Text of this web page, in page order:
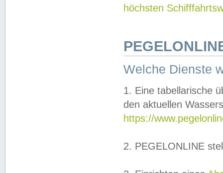
höchsten
Welche Dienste
1. Eine tabellarische
den aktuellen
https://
2. PEGELONLINE